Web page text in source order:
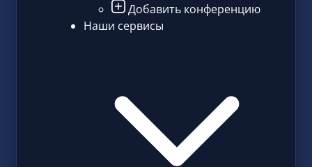
Добавить конференцию
Наши сервисы